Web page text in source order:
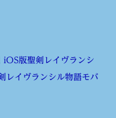
iOS版聖剣レイヴランシ
レイヴランシル物語モバ